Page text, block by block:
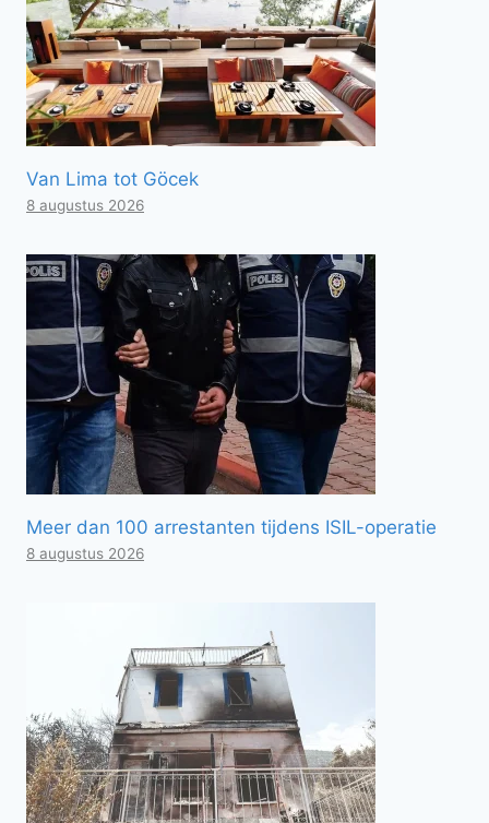
Van Lima tot Göcek
8 augustus 2026
Meer dan 100 arrestanten tijdens ISIL-operatie
8 augustus 2026